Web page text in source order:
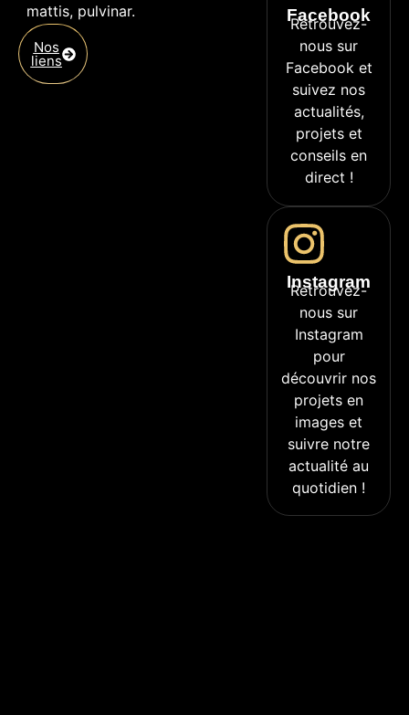
mattis, pulvinar.
Nos
liens
Facebook
Retrouvez-
nous sur
Facebook et
suivez nos
actualités,
projets et
conseils en
direct !
Instagram
Retrouvez-
nous sur
Instagram
pour
découvrir nos
projets en
images et
suivre notre
actualité au
quotidien !